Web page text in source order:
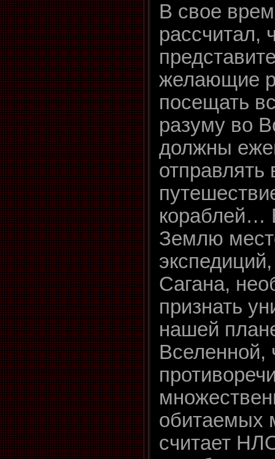
В свое
рассчитал,
желающие
посещать
разуму во
должны
отправлять
кораблей…
Землю
Сагана,
признать
нашей
Вселенной,
обитаемых
считает